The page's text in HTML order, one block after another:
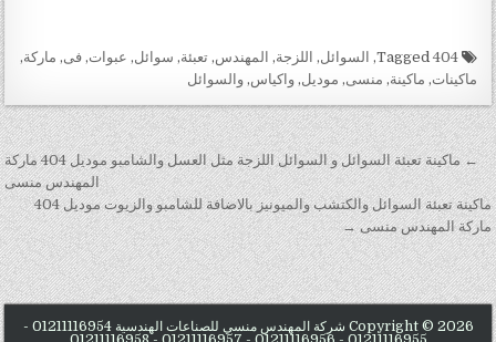
Tagged
404
, السوائل, اللزجة, المهندس,تعبئة, سوائل, عبوات,فى, ماركة,
ماكينات, ماكينة, منسى, موديل,واكياس,والسوائل
تصفّح المقالات
← ماكينة تعبئة السوائل و السوائل اللزجة مثل العسل والشامبو موديل 404 ماركة
المهندس منسى
ماكينة تعبئة السوائل والكتشب والميونيز بالاضافة للشامبو والزيوت موديل 404
ماركة المهندس منسى →
Copyright © 2026 شركة المهندس منسي للصناعات الهندسية 01211116954 -